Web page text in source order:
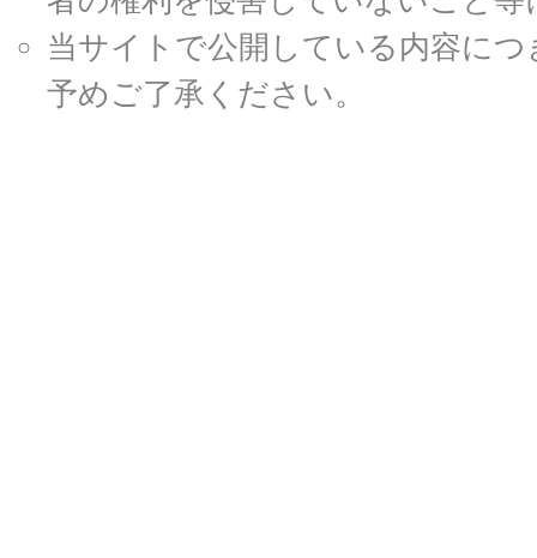
当サイトで公開している内容に
予めご了承ください。